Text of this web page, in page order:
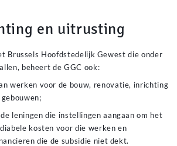
en uitrusting
Brussels Hoofdstedelijk Gewest die onder
beheert de GGC ook:
werken voor de bouw, renovatie, inrichting
leningen die instellingen aangaan om het
kosten voor die werken en
die de subsidie niet dekt.